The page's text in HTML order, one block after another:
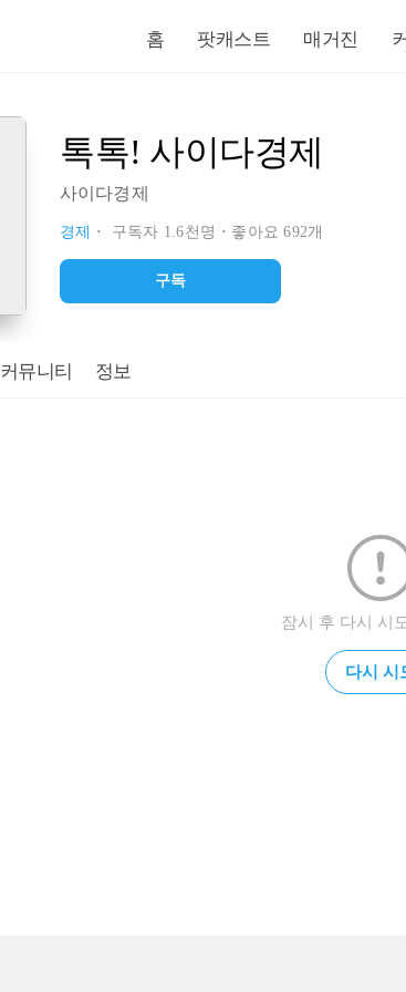
홈 팟캐스트 매거진
톡톡! 사이다경제
사이다경제
경제 구독자 1.6천명 좋아요 692개
구독
커뮤니티 정보
잠시 후 다시 시
다시 시